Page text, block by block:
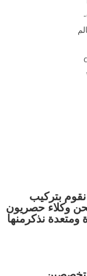
نحن شركة مصاعد تاسست عام xxxx نقوم بتركيب
وكلاء حصريون